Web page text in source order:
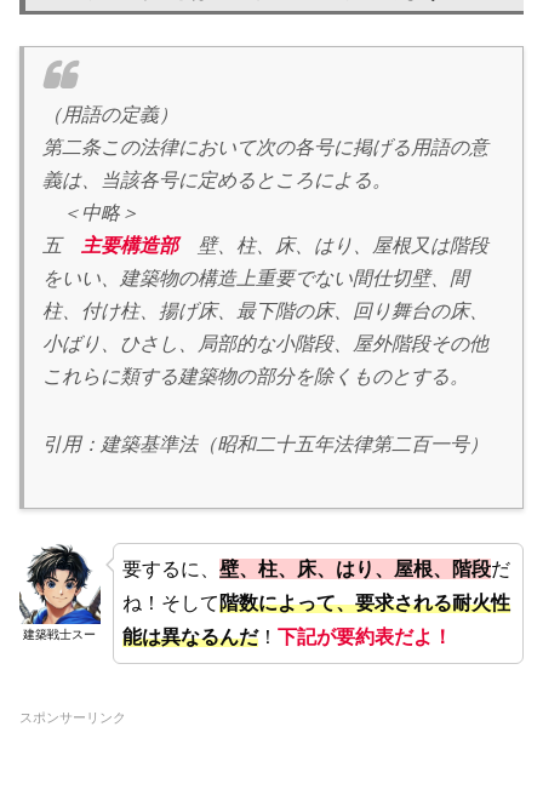
（用語の定義）
第二条この法律において次の各号に掲げる用語の意
義は、当該各号に定めるところによる。
＜中略＞
五
主要構造部壁、柱、床、はり、屋根又は階段
をいい、建築物の構造上重要でない間仕切壁、間
柱、付け柱、揚げ床、最下階の床、回り舞台の床、
小ばり、ひさし、局部的な小階段、屋外階段その他
これらに類する建築物の部分を除くものとする。
引用：建築基準法（昭和二十五年法律第二百一号）
建築戦士スー
要するに、 壁、柱、床、はり、屋根、階段だ
ね！そして階数によって、要求される耐火性
能は異なるんだ！ 下記が要約表だよ！
スポンサーリンク